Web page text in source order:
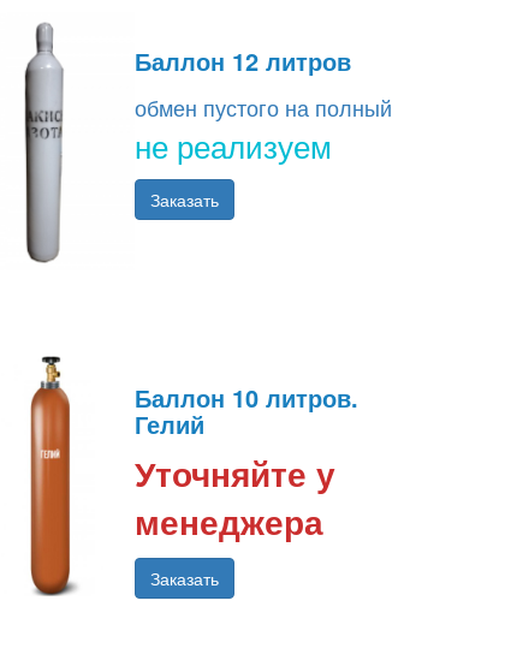
Баллон 12 литров
обмен пустого на полный
не реализуем
Заказать
Баллон 10 литров.
Гелий
Уточняйте у
менеджера
Заказать